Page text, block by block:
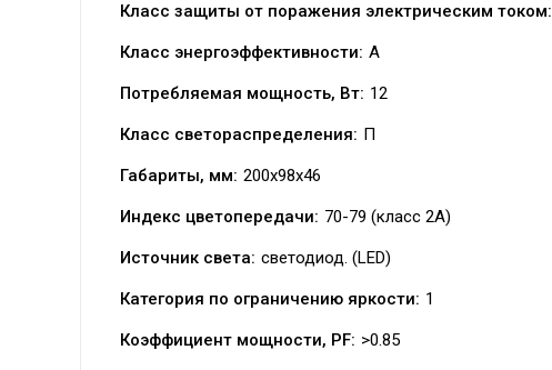
Класс защиты от поражения электрическим током:
Класс энергоэффективности: А
Потребляемая мощность, Вт: 12
Класс светораспределения: П
Габариты, мм: 200х98х46
Индекс цветопередачи: 70-79 (класс 2A)
Источник света: светодиод. (LED)
Категория по ограничению яркости: 1
Коэффициент мощности, PF: >0.85